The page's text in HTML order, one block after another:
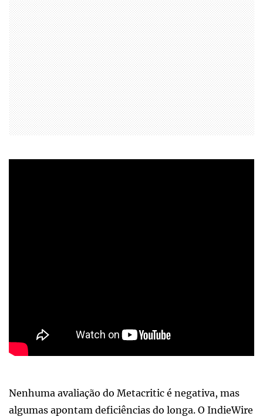
Nenhuma avaliação do Metacritic é negativa, mas
algumas apontam deficiências do longa. O IndieWire